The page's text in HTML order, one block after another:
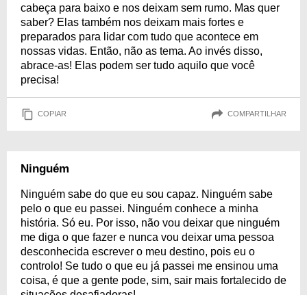
cabeça para baixo e nos deixam sem rumo. Mas quer
saber? Elas também nos deixam mais fortes e
preparados para lidar com tudo que acontece em
nossas vidas. Então, não as tema. Ao invés disso,
abrace-as! Elas podem ser tudo aquilo que você
precisa!
COPIAR COMPARTILHAR
Ninguém
Ninguém sabe do que eu sou capaz. Ninguém sabe
pelo o que eu passei. Ninguém conhece a minha
história. Só eu. Por isso, não vou deixar que ninguém
me diga o que fazer e nunca vou deixar uma pessoa
desconhecida escrever o meu destino, pois eu o
controlo! Se tudo o que eu já passei me ensinou uma
coisa, é que a gente pode, sim, sair mais fortalecido de